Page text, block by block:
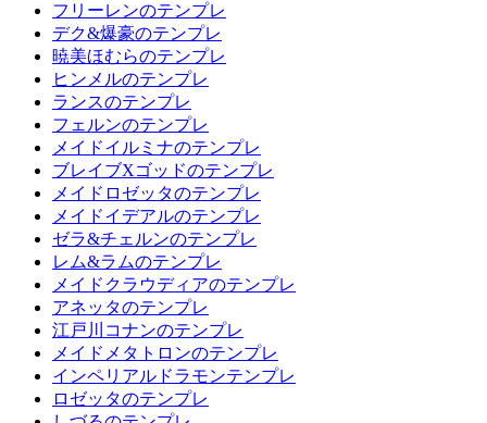
フリーレンのテンプレ
デク&爆豪のテンプレ
暁美ほむらのテンプレ
ヒンメルのテンプレ
ランスのテンプレ
フェルンのテンプレ
メイドイルミナのテンプレ
ブレイブXゴッドのテンプレ
メイドロゼッタのテンプレ
メイドイデアルのテンプレ
ゼラ&チェルンのテンプレ
レム&ラムのテンプレ
メイドクラウディアのテンプレ
アネッタのテンプレ
江戸川コナンのテンプレ
メイドメタトロンのテンプレ
インペリアルドラモンテンプレ
ロゼッタのテンプレ